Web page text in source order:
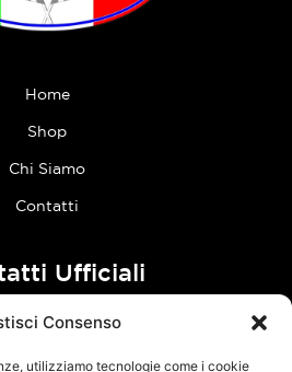
Consenso
utilizziamo tecnologie come i cookie
Home
Shop
Chi Siamo
Contatti
Ufficiali